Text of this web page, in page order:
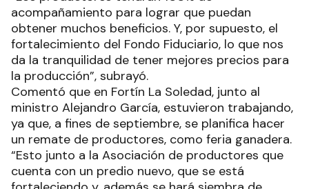
acompañamiento para lograr que puedan
obtener muchos beneficios. Y, por supuesto, el
fortalecimiento del Fondo Fiduciario, lo que nos
da la tranquilidad de tener mejores precios para
la producción”, subrayó.
Comentó que en Fortín La Soledad, junto al
ministro Alejandro García, estuvieron trabajando,
ya que, a fines de septiembre, se planifica hacer
un remate de productores, como feria ganadera.
“Esto junto a la Asociación de productores que
cuenta con un predio nuevo, que se está